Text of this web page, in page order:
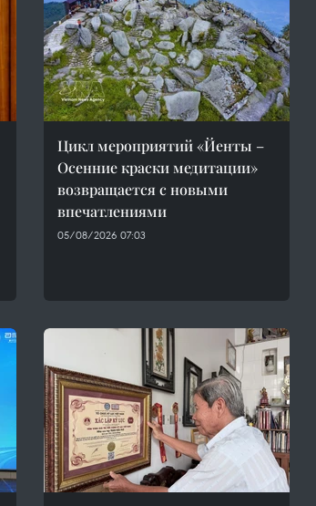
Цикл мероприятий «Йенты –
Осенние краски медитации»
возвращается с новыми
впечатлениями
05/08/2026 07:03